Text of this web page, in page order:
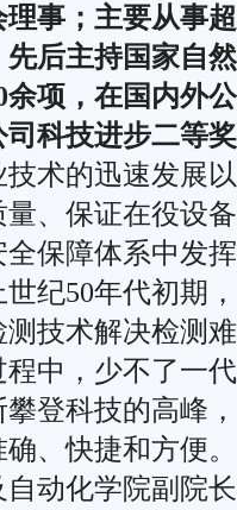
事；主要从事
后主持国家自
项，在国内外
科技进步二等
术的迅速发展
、保证在役设
保障体系中发
纪50年代初期
技术解决检测
中，少不了一
登科技的高峰
、快捷和方便
动化学院副院